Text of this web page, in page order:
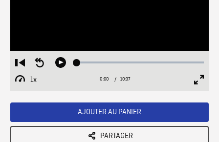
Restart
from
beginning
Seek
Play Loaded:
1x
Playback
Current
0:00 / Duration
10:37
AJOUTER AU PANIER
PARTAGER